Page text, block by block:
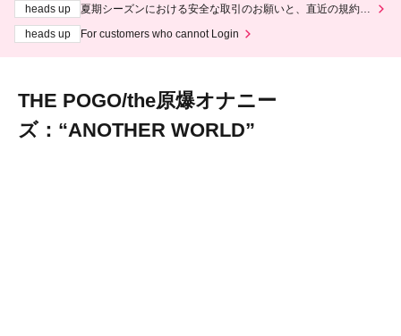
heads up
夏期シーズンにおける安全な取引のお願いと、直近の規約違
heads up
For customers who cannot Login
THE POGO/the原爆オナニー
ズ：“ANOTHER WORLD”